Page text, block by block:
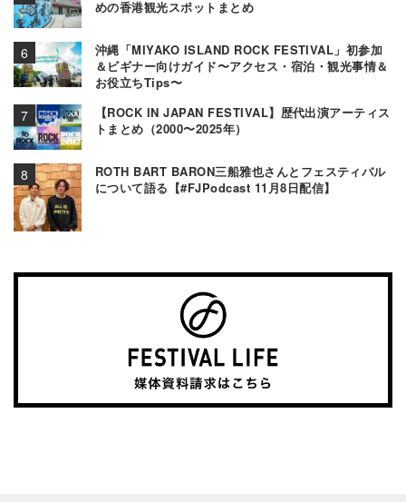
めの香港観光スポットまとめ
沖縄「MIYAKO ISLAND ROCK FESTIVAL」初参加
＆ビギナー向けガイド〜アクセス・宿泊・観光事情＆
お役立ちTips〜
【ROCK IN JAPAN FESTIVAL】歴代出演アーティス
トまとめ（2000〜2025年）
ROTH BART BARON三船雅也さんとフェスティバル
について語る【#FJPodcast 11月8日配信】